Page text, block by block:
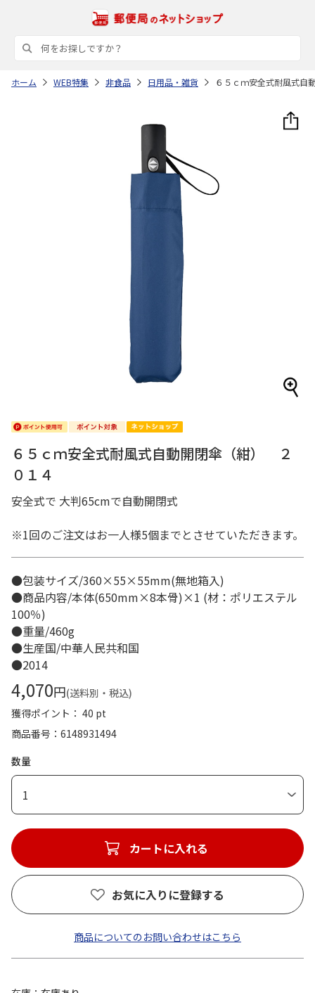
ホーム WEB特集 非食品 日用品・雑貨 ６５ｃｍ安全式耐風式
６５ｃｍ安全式耐風式自動開閉傘（紺） ２
０１４
安全式で 大判65cmで自動開閉式
※1回のご注文はお一人様5個までとさせていただきます。
●包装サイズ/360×55×55mm(無地箱入)
●商品内容/本体(650mm×8本骨)×1 (材：ポリエステル
100％)
●重量/460g
●生産国/中華人民共和国
●2014
4,070円(送料別・税込)
獲得ポイント： 40 pt
商品番号
6148931494
数量
1
カートに入れる
お気に入りに登録する
商品についてのお問い合わせはこちら